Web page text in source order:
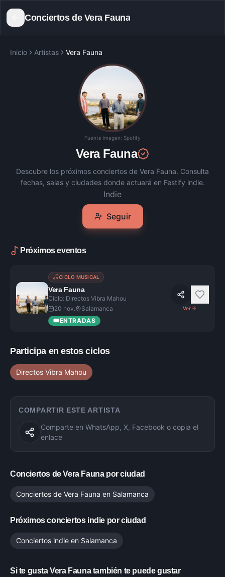
Conciertos de Vera Fauna
Inicio Artistas Vera Fauna
Fuente imagen: Spotify
Vera Fauna
Descubre los próximos conciertos de Vera Fauna. Consulta
fechas, salas y ciudades donde actuará en Festify indie.
Indie
Seguir
Próximos eventos
CICLO MUSICAL
Vera Fauna
Ciclo: Directos Vibra Mahou
20 nov.
Salamanca
🎟️ENTRADAS
Ver
Participa en estos ciclos
Directos Vibra Mahou
COMPARTIR ESTE ARTISTA
Comparte en WhatsApp, X, Facebook o copia el
enlace
Conciertos deVera Faunapor ciudad
Conciertos de Vera Fauna en Salamanca
Próximos conciertos indie por ciudad
Conciertos indie en Salamanca
Si te gustaVera Faunatambién te puede gustar